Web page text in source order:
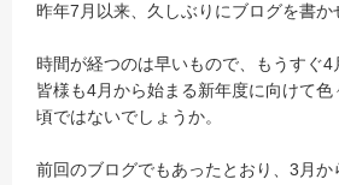
昨年7月以来、久しぶりにブログを書か
時間が経つのは早いもので、もうすぐ4
皆様も4月から始まる新年度に向けて色
頃ではないでしょうか。
前回のブログでもあったとおり、3月